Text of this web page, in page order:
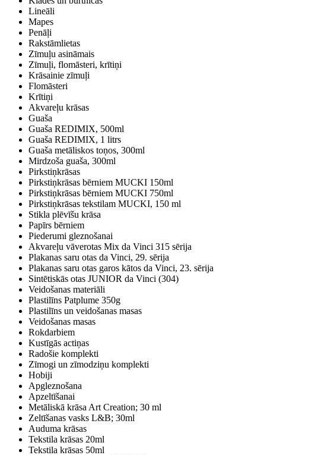
Lineāli
Mapes
Penāļi
Rakstāmlietas
Zīmuļu asināmais
Zīmuļi, flomāsteri, krītiņi
Krāsainie zīmuļi
Flomāsteri
Krītiņi
Akvareļu krāsas
Guaša
Guaša REDIMIX, 500ml
Guaša REDIMIX, 1 litrs
Guaša metāliskos toņos, 300ml
Mirdzoša guaša, 300ml
Pirkstiņkrāsas
Pirkstiņkrāsas bērniem MUCKI 150ml
Pirkstiņkrāsas bērniem MUCKI 750ml
Pirkstiņkrāsas tekstilam MUCKI, 150 ml
Stikla plēvīšu krāsa
Papīrs bērniem
Piederumi gleznošanai
Akvareļu vāverotas Mix da Vinci 315 sērija
Plakanas saru otas da Vinci, 29. sērija
Plakanas saru otas garos kātos da Vinci, 23. sērija
Sintētiskās otas JUNIOR da Vinci (304)
Veidošanas materiāli
Plastilīns Patplume 350g
Plastilīns un veidošanas masas
Veidošanas masas
Rokdarbiem
Kustīgās actiņas
Radošie komplekti
Zīmogi un zīmodziņu komplekti
Hobiji
Apgleznošana
Apzeltīšanai
Metāliskā krāsa Art Creation; 30 ml
Zeltīšanas vasks L&B; 30ml
Auduma krāsas
Tekstila krāsas 20ml
Tekstila krāsas 50ml